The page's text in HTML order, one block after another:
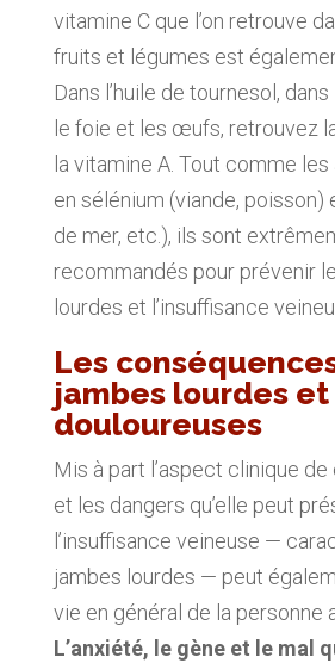
vitamine C que l’on retrouve
fruits et légumes est
Dans l’huile de tournesol,
le foie et les œufs, retrouvez
la vitamine A. Tout comme
en sélénium (viande, poisson)
de mer, etc.), ils sont
recommandés pour prévenir
lourdes et l’insuffisance
Les
jambes lourdes et
douloureuses
Mis à part l’aspect clinique
et les dangers qu’elle peut
l’insuffisance veineuse —
jambes lourdes — peut
vie en général de la personne
L’anxiété, le gène et le mal